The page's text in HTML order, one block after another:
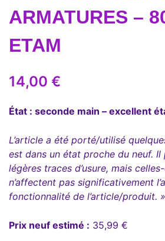
ARMATURES –
ETAM
14,00 €
État : seconde main – excellent
L’article a été porté/utilisé
est dans un état proche du neuf.
légères traces d’usure, mais
n’affectent pas significativement
fonctionnalité de l’article/produit. »
Prix neuf estimé : 35,99 €